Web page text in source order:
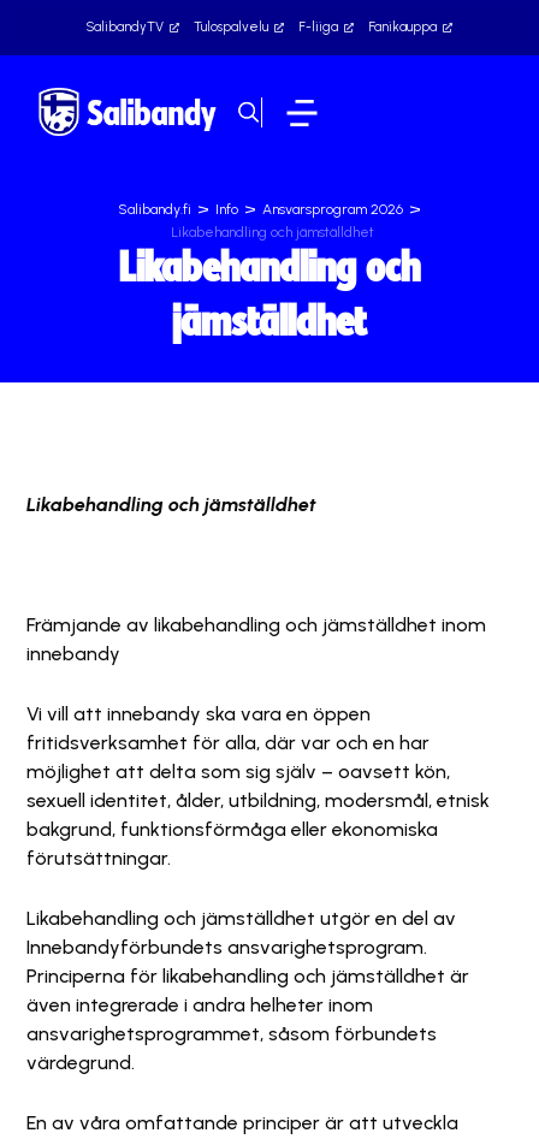
SalibandyTV Tulospalvelu F-liiga Fanikauppa
Salibandy.fi > Info > Ansvarsprogram 2026 >
Likabehandling och jämställdhet
Likabehandling och
jämställdhet
Likabehandling och jämställdhet
Främjande av likabehandling och jämställdhet inom
innebandy
Vi vill att innebandy ska vara en öppen
fritidsverksamhet för alla, där var och en har
möjlighet att delta som sig själv – oavsett kön,
sexuell identitet, ålder, utbildning, modersmål, etnisk
bakgrund, funktionsförmåga eller ekonomiska
förutsättningar.
Likabehandling och jämställdhet utgör en del av
Innebandyförbundets ansvarighetsprogram.
Principerna för likabehandling och jämställdhet är
även integrerade i andra helheter inom
ansvarighetsprogrammet, såsom förbundets
värdegrund.
En av våra omfattande principer är att utveckla